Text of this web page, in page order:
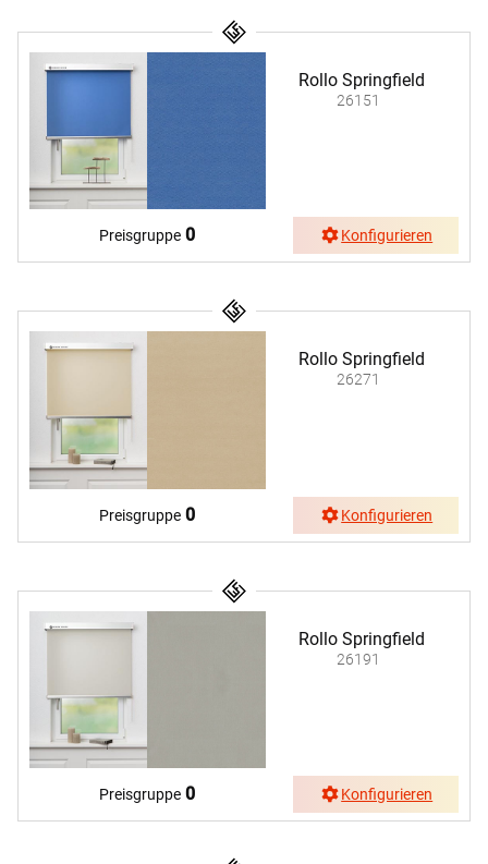
Rollo Springfield
26151
Preisgruppe 0 Konfigurieren
Rollo Springfield
26271
Preisgruppe 0 Konfigurieren
Rollo Springfield
26191
Preisgruppe 0 Konfigurieren